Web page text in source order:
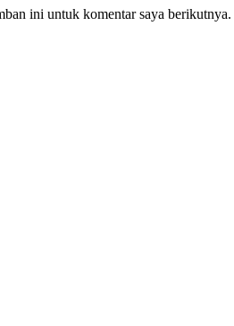
ini untuk komentar saya berikutnya.